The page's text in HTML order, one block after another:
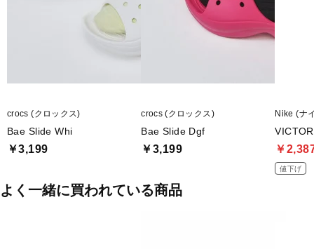
crocs (クロックス)
Bae Slide Whi
￥3,199
crocs (クロックス)
Bae Slide Dgf
￥3,199
Nike (ナ
￥
値下げ
よく一緒に買われている商品